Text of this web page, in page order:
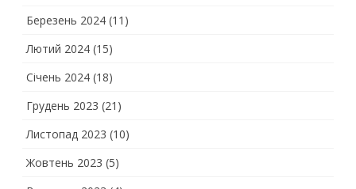
Березень 2024 (11)
Лютий 2024 (15)
Січень 2024 (18)
Грудень 2023 (21)
Листопад 2023 (10)
Жовтень 2023 (5)